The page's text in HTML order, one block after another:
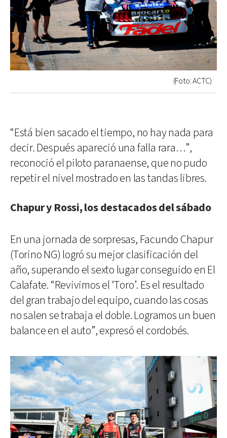
(Foto: ACTC)
“Está bien sacado el tiempo, no hay nada para
decir. Después apareció una falla rara…”,
reconoció el piloto paranaense, que no pudo
repetir el nivel mostrado en las tandas libres.
Chapur y Rossi, los destacados del sábado
En una jornada de sorpresas, Facundo Chapur
(Torino NG) logró su mejor clasificación del
año, superando el sexto lugar conseguido en El
Calafate. “Revivimos el ‘Toro’. Es el resultado
del gran trabajo del equipo, cuando las cosas
no salen se trabaja el doble. Logramos un buen
balance en el auto”, expresó el cordobés.